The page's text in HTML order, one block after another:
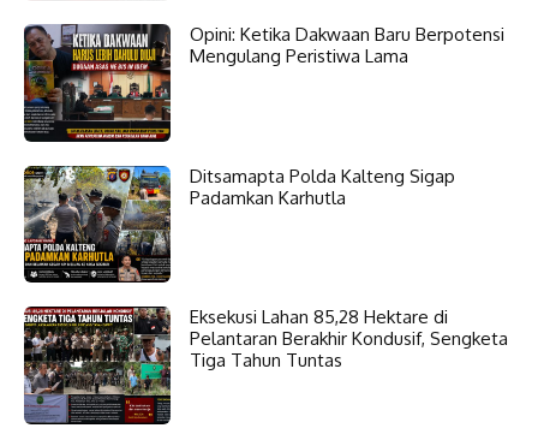
Opini: Ketika Dakwaan Baru Berpotensi
Mengulang Peristiwa Lama
Ditsamapta Polda Kalteng Sigap
Padamkan Karhutla
Eksekusi Lahan 85,28 Hektare di
Pelantaran Berakhir Kondusif, Sengketa
Tiga Tahun Tuntas